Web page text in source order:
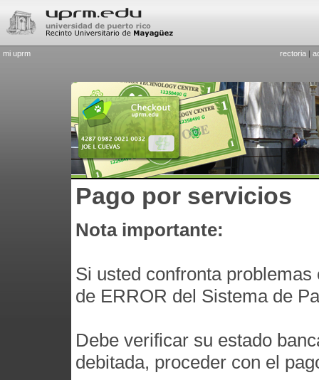
mi uprm rectoria |
Pago por servicios
Nota importante:
Si usted confronta
de ERROR del Sistema de
Debe verificar su estado
debitada, proceder con el